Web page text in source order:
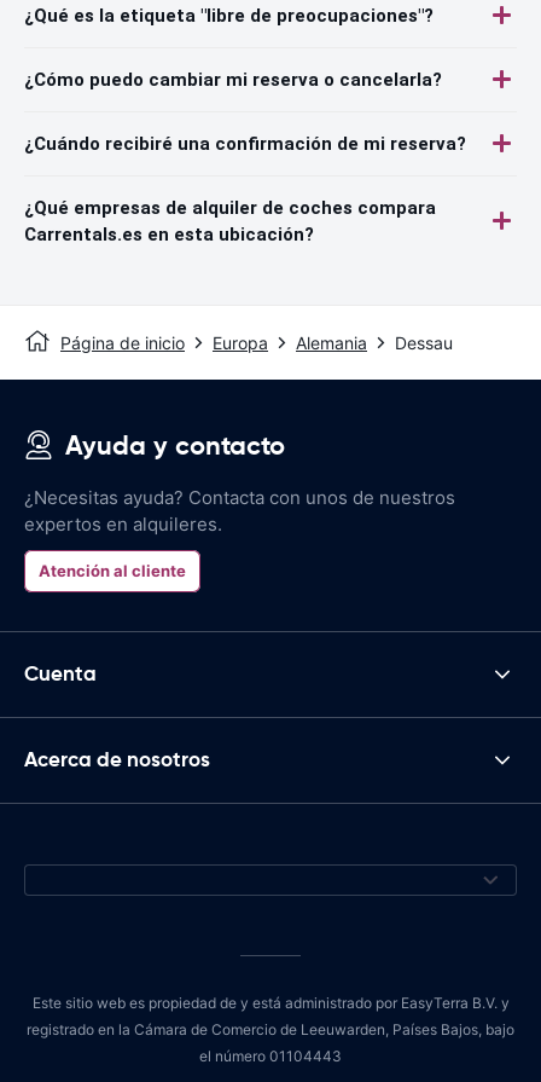
¿Qué es la etiqueta "libre de preocupaciones"?
¿Cómo puedo cambiar mi reserva o cancelarla?
¿Cuándo recibiré una confirmación de mi reserva?
¿Qué empresas de alquiler de coches compara
Carrentals.es en esta ubicación?
Página de inicio Europa Alemania Dessau
Ayuda y contacto
¿Necesitas ayuda? Contacta con unos de nuestros
expertos en alquileres.
Atención al cliente
Cuenta
Acerca de nosotros
Este sitio web es propiedad de y está administrado por EasyTerra B.V. y
registrado en la Cámara de Comercio de Leeuwarden, Países Bajos, bajo
el número 01104443